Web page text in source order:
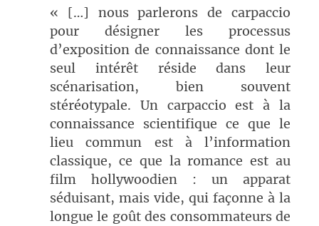
« […] nous parlerons de carpaccio
pour désigner les processus
d’exposition de connaissance dont le
seul intérêt réside dans leur
scénarisation, bien souvent
stéréotypale. Un carpaccio est à la
connaissance scientifique ce que le
lieu commun est à l’information
classique, ce que la romance est au
film hollywoodien : un apparat
séduisant, mais vide, qui façonne à la
longue le goût des consommateurs de